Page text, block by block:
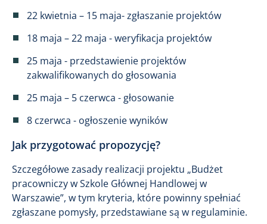
22 kwietnia – 15 maja- zgłaszanie projektów
18 maja – 22 maja - weryfikacja projektów
25 maja - przedstawienie projektów
zakwalifikowanych do głosowania
25 maja – 5 czerwca - głosowanie
8 czerwca - ogłoszenie wyników
Jak przygotować propozycję?
Szczegółowe zasady realizacji projektu „Budżet
pracowniczy w Szkole Głównej Handlowej w
Warszawie”, w tym kryteria, które powinny spełniać
zgłaszane pomysły, przedstawiane są w regulaminie.